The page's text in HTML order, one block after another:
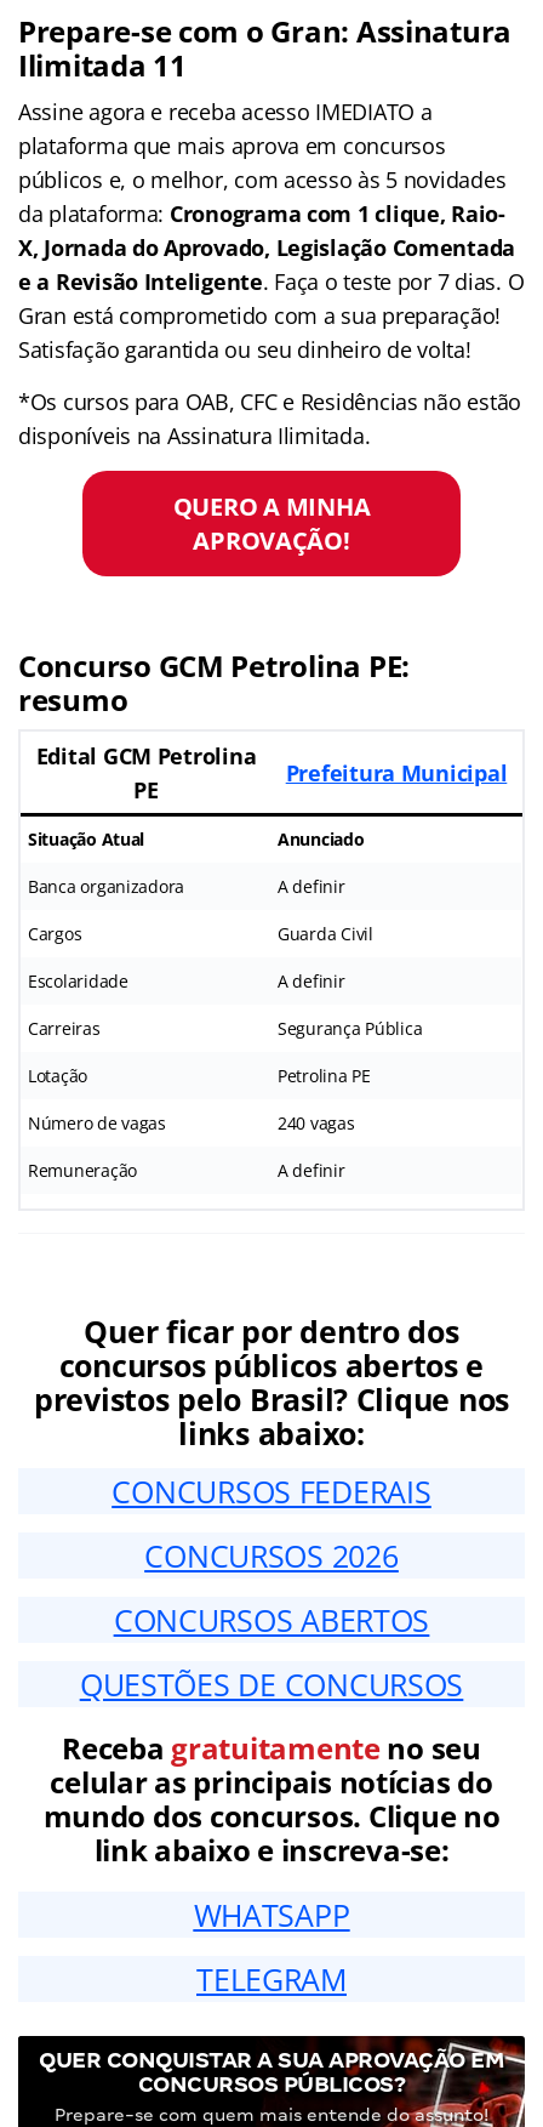
Prepare-se com o Gran: Assinatura
Ilimitada 11
Assine agora e receba acesso IMEDIATO a
plataforma que mais aprova em concursos
públicos e, o melhor, com acesso às 5 novidades
da plataforma: Cronograma com 1 clique, Raio-
X, Jornada do Aprovado, Legislação Comentada
e a Revisão Inteligente. Faça o teste por 7 dias. O
Gran está comprometido com a sua preparação!
Satisfação garantida ou seu dinheiro de volta!
*Os cursos para OAB, CFC e Residências não estão
disponíveis na Assinatura Ilimitada.
QUERO A MINHA
APROVAÇÃO!
Concurso GCM Petrolina PE:
resumo
Edital GCM Petrolina
PE
Prefeitura Municipal
Situação Atual Anunciado
Banca organizadora A definir
Cargos Guarda Civil
Escolaridade A definir
Carreiras Segurança Pública
Lotação Petrolina PE
Número de vagas 240 vagas
Remuneração A definir
Quer ficar por dentro dos
concursos públicos abertos e
previstos pelo Brasil? Clique nos
links abaixo:
CONCURSOS FEDERAIS
CONCURSOS 2026
CONCURSOS ABERTOS
QUESTÕES DE CONCURSOS
Receba gratuitamenteno seu
celular as principais notícias do
mundo dos concursos. Clique no
link abaixo e inscreva-se:
WHATSAPP
TELEGRAM
QUER CONQUISTAR A SUA APROVAÇÃO EM
CONCURSOS PÚBLICOS?
Prepare-se com quem mais entende do assunto!